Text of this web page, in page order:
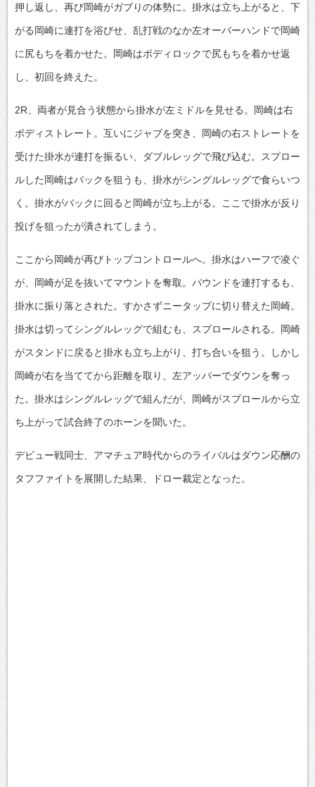
押し返し、再び岡崎がガブりの体勢に。掛水は立ち上がると、下
がる岡崎に連打を浴びせ、乱打戦のなか左オーバーハンドで岡崎
に尻もちを着かせた。岡崎はボディロックで尻もちを着かせ返
し、初回を終えた。
2R、両者が見合う状態から掛水が左ミドルを見せる。岡崎は右
ボディストレート。互いにジャブを突き、岡崎の右ストレートを
受けた掛水が連打を振るい、ダブルレッグで飛び込む。スプロー
ルした岡崎はバックを狙うも、掛水がシングルレッグで食らいつ
く。掛水がバックに回ると岡崎が立ち上がる。ここで掛水が反り
投げを狙ったが潰されてしまう。
ここから岡崎が再びトップコントロールへ。掛水はハーフで凌ぐ
が、岡崎が足を抜いてマウントを奪取。パウンドを連打するも、
掛水に振り落とされた。すかさずニータップに切り替えた岡崎。
掛水は切ってシングルレッグで組むも、スプロールされる。岡崎
がスタンドに戻ると掛水も立ち上がり、打ち合いを狙う。しかし
岡崎が右を当ててから距離を取り、左アッパーでダウンを奪っ
た。掛水はシングルレッグで組んだが、岡崎がスプロールから立
ち上がって試合終了のホーンを聞いた。
デビュー戦同士、アマチュア時代からのライバルはダウン応酬の
タフファイトを展開した結果、ドロー裁定となった。